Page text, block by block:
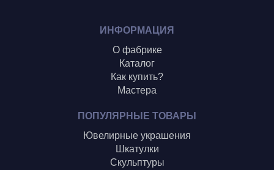
ИНФОРМАЦИЯ
О фабрике
Каталог
Как купить?
Мастера
ПОПУЛЯРНЫЕ ТОВАРЫ
Ювелирные украшения
Шкатулки
Скульптуры